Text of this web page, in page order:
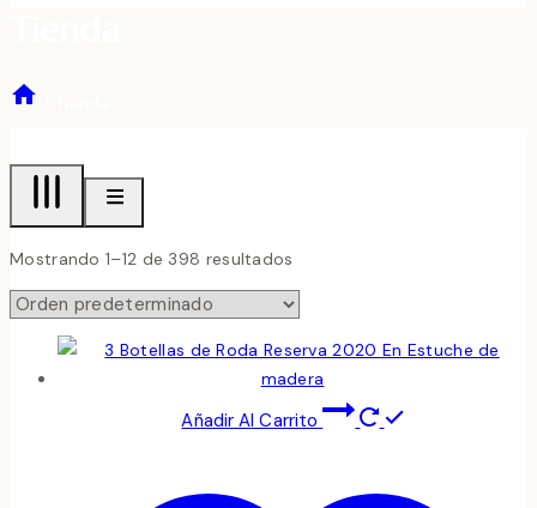
Mostrando 1–12 de 398 resultados
Añadir Al Carrito